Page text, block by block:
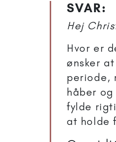
SVAR:
Hej
Hvor er
ønsker
periode,
håber
fylde
at holde